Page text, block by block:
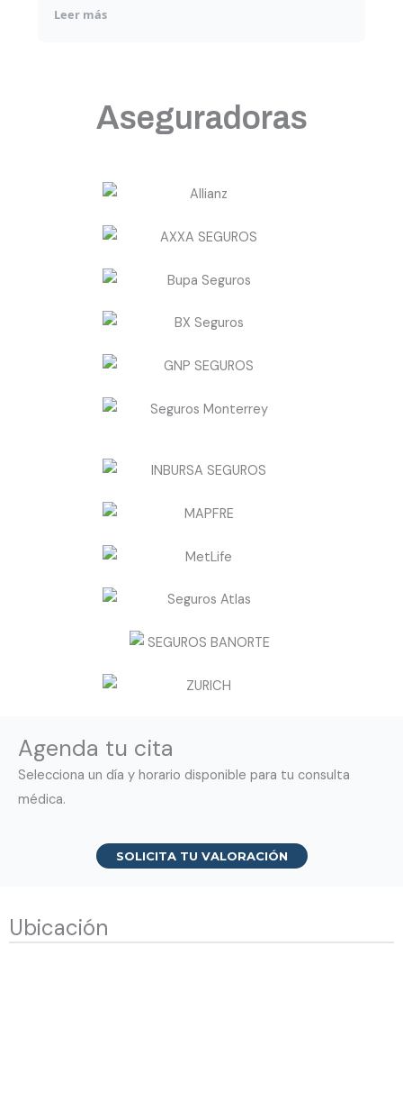
Leer más
Aseguradoras
Agenda tu cita
Selecciona un día y horario disponible para tu consulta
médica.
SOLICITA TU VALORACIÓN
Ubicación